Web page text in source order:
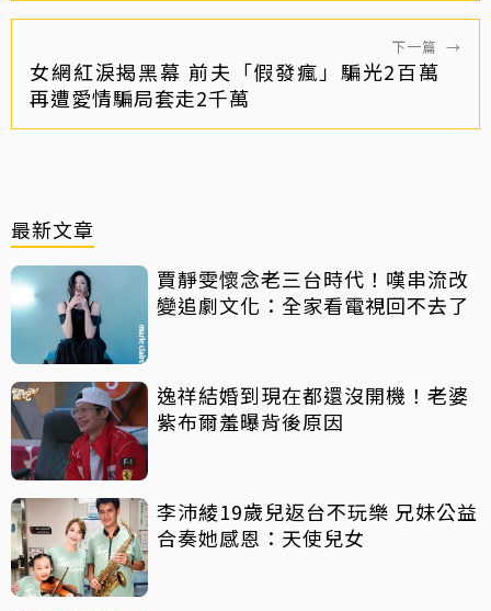
下一篇 →
女網紅淚揭黑幕 前夫「假發瘋」騙光2百萬
再遭愛情騙局套走2千萬
最新文章
賈靜雯懷念老三台時代！嘆串流改
變追劇文化：全家看電視回不去了
逸祥結婚到現在都還沒開機！老婆
紫布爾羞曝背後原因
李沛綾19歲兒返台不玩樂 兄妹公益
合奏她感恩：天使兒女